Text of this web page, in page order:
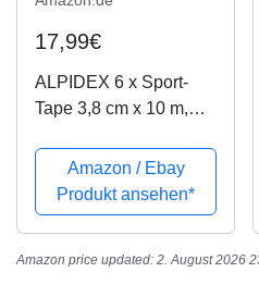
17,99€
ALPIDEX 6 x Sport-
Tape 3,8 cm x 10 m,
Amazon / Ebay
Produkt ansehen*
Amazon price updated: 2. August 2026